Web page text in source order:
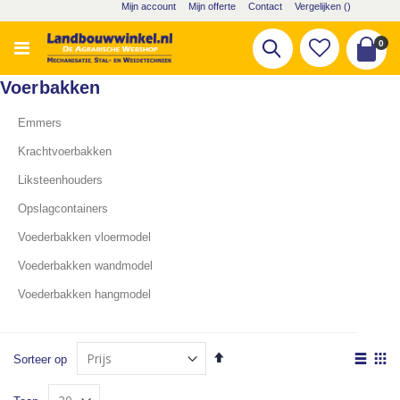
naar
de
inhoud
Mijn account Mijn offerte Contact Vergelijken ()
Cart
0
Zoek
Sorteer op
Van
Voerbakken
Emmers
Krachtvoerbakken
Liksteenhouders
Opslagcontainers
Voederbakken vloermodel
Voederbakken wandmodel
Voederbakken hangmodel